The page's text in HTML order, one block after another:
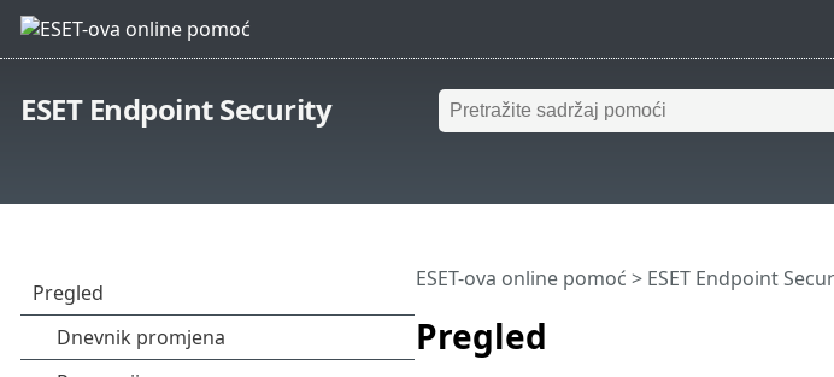
ESET Endpoint Security
Pregled
ESET-ova online pomoć > ESET Endpoint